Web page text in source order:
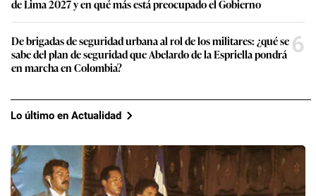
de Lima 2027 y en qué más está preocupado el Gobierno
De brigadas de seguridad urbana al rol de los militares: ¿qué se
sabe del plan de seguridad que Abelardo de la Espriella pondrá
en marcha en Colombia?
6
Lo último en Actualidad